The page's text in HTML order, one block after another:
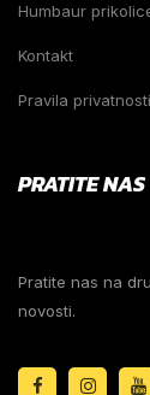
Humbaur
Kontakt
Pravila privatnosti
PRATITE NAS
Pratite nas na
novosti.